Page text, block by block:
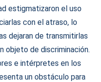
estigmatizaron el uso
con el atraso, lo
dejaran de transmitirlas
objeto de discriminación.
e intérpretes en los
un obstáculo para